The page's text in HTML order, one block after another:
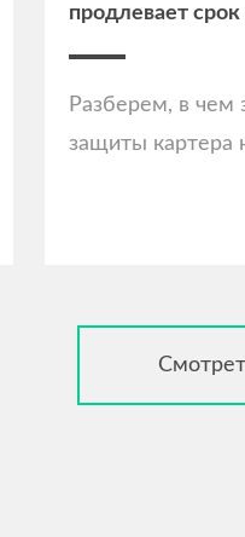
продлевает
Разберем, в чем
защиты картера